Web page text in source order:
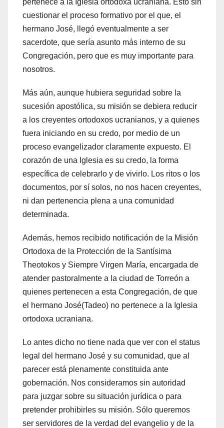
pertenece a la Iglesia ortodoxa ucraniana. Esto sin
cuestionar el proceso formativo por el que, el
hermano José, llegó eventualmente a ser
sacerdote, que sería asunto más interno de su
Congregación, pero que es muy importante para
nosotros.
Más aún, aunque hubiera seguridad sobre la
sucesión apostólica, su misión se debiera reducir
a los creyentes ortodoxos ucranianos, y a quienes
fuera iniciando en su credo, por medio de un
proceso evangelizador claramente expuesto. El
corazón de una Iglesia es su credo, la forma
específica de celebrarlo y de vivirlo. Los ritos o los
documentos, por sí solos, no nos hacen creyentes,
ni dan pertenencia plena a una comunidad
determinada.
Además, hemos recibido notificación de la Misión
Ortodoxa de la Protección de la Santísima
Theotokos y Siempre Virgen María, encargada de
atender pastoralmente a la ciudad de Torreón a
quienes pertenecen a esta Congregación, de que
el hermano José(Tadeo) no pertenece a la Iglesia
ortodoxa ucraniana.
Lo antes dicho no tiene nada que ver con el status
legal del hermano José y su comunidad, que al
parecer está plenamente constituida ante
gobernación. Nos consideramos sin autoridad
para juzgar sobre su situación jurídica o para
pretender prohibirles su misión. Sólo queremos
ser servidores de la verdad del evangelio y de la